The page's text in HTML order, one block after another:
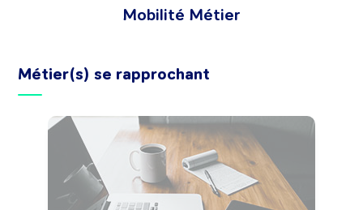
Mobilité Métier
Métier(s) se rapprochant